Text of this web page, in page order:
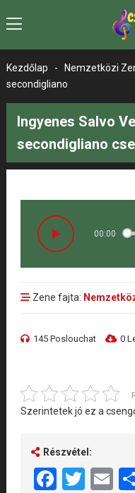
Kezdőlap - Nemzetközi
secondigliano
Ingyenes Salvo
secondigliano
00:00
Zene fajta:
145 Poslouchat 0
Szerintetek jó ez a
Részvétel: